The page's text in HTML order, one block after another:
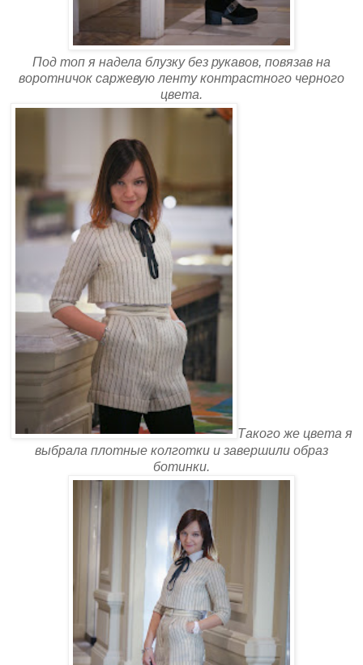
Под топ я надела блузку без рукавов, повязав на
воротничок саржевую ленту контрастного черного
цвета.
Такого же цвета я
выбрала плотные колготки и завершили образ
ботинки.